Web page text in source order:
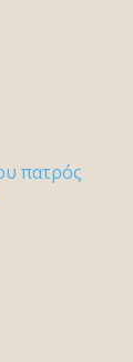
πατρός